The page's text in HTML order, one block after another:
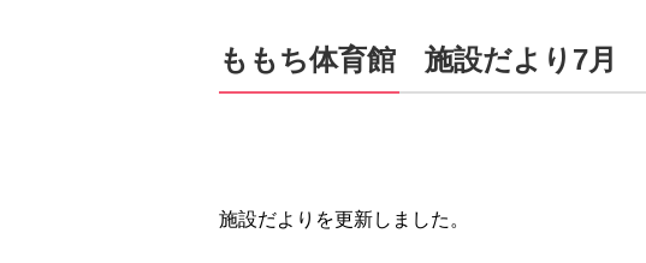
ももち体育館 施設だより7月
施設だよりを更新しました。